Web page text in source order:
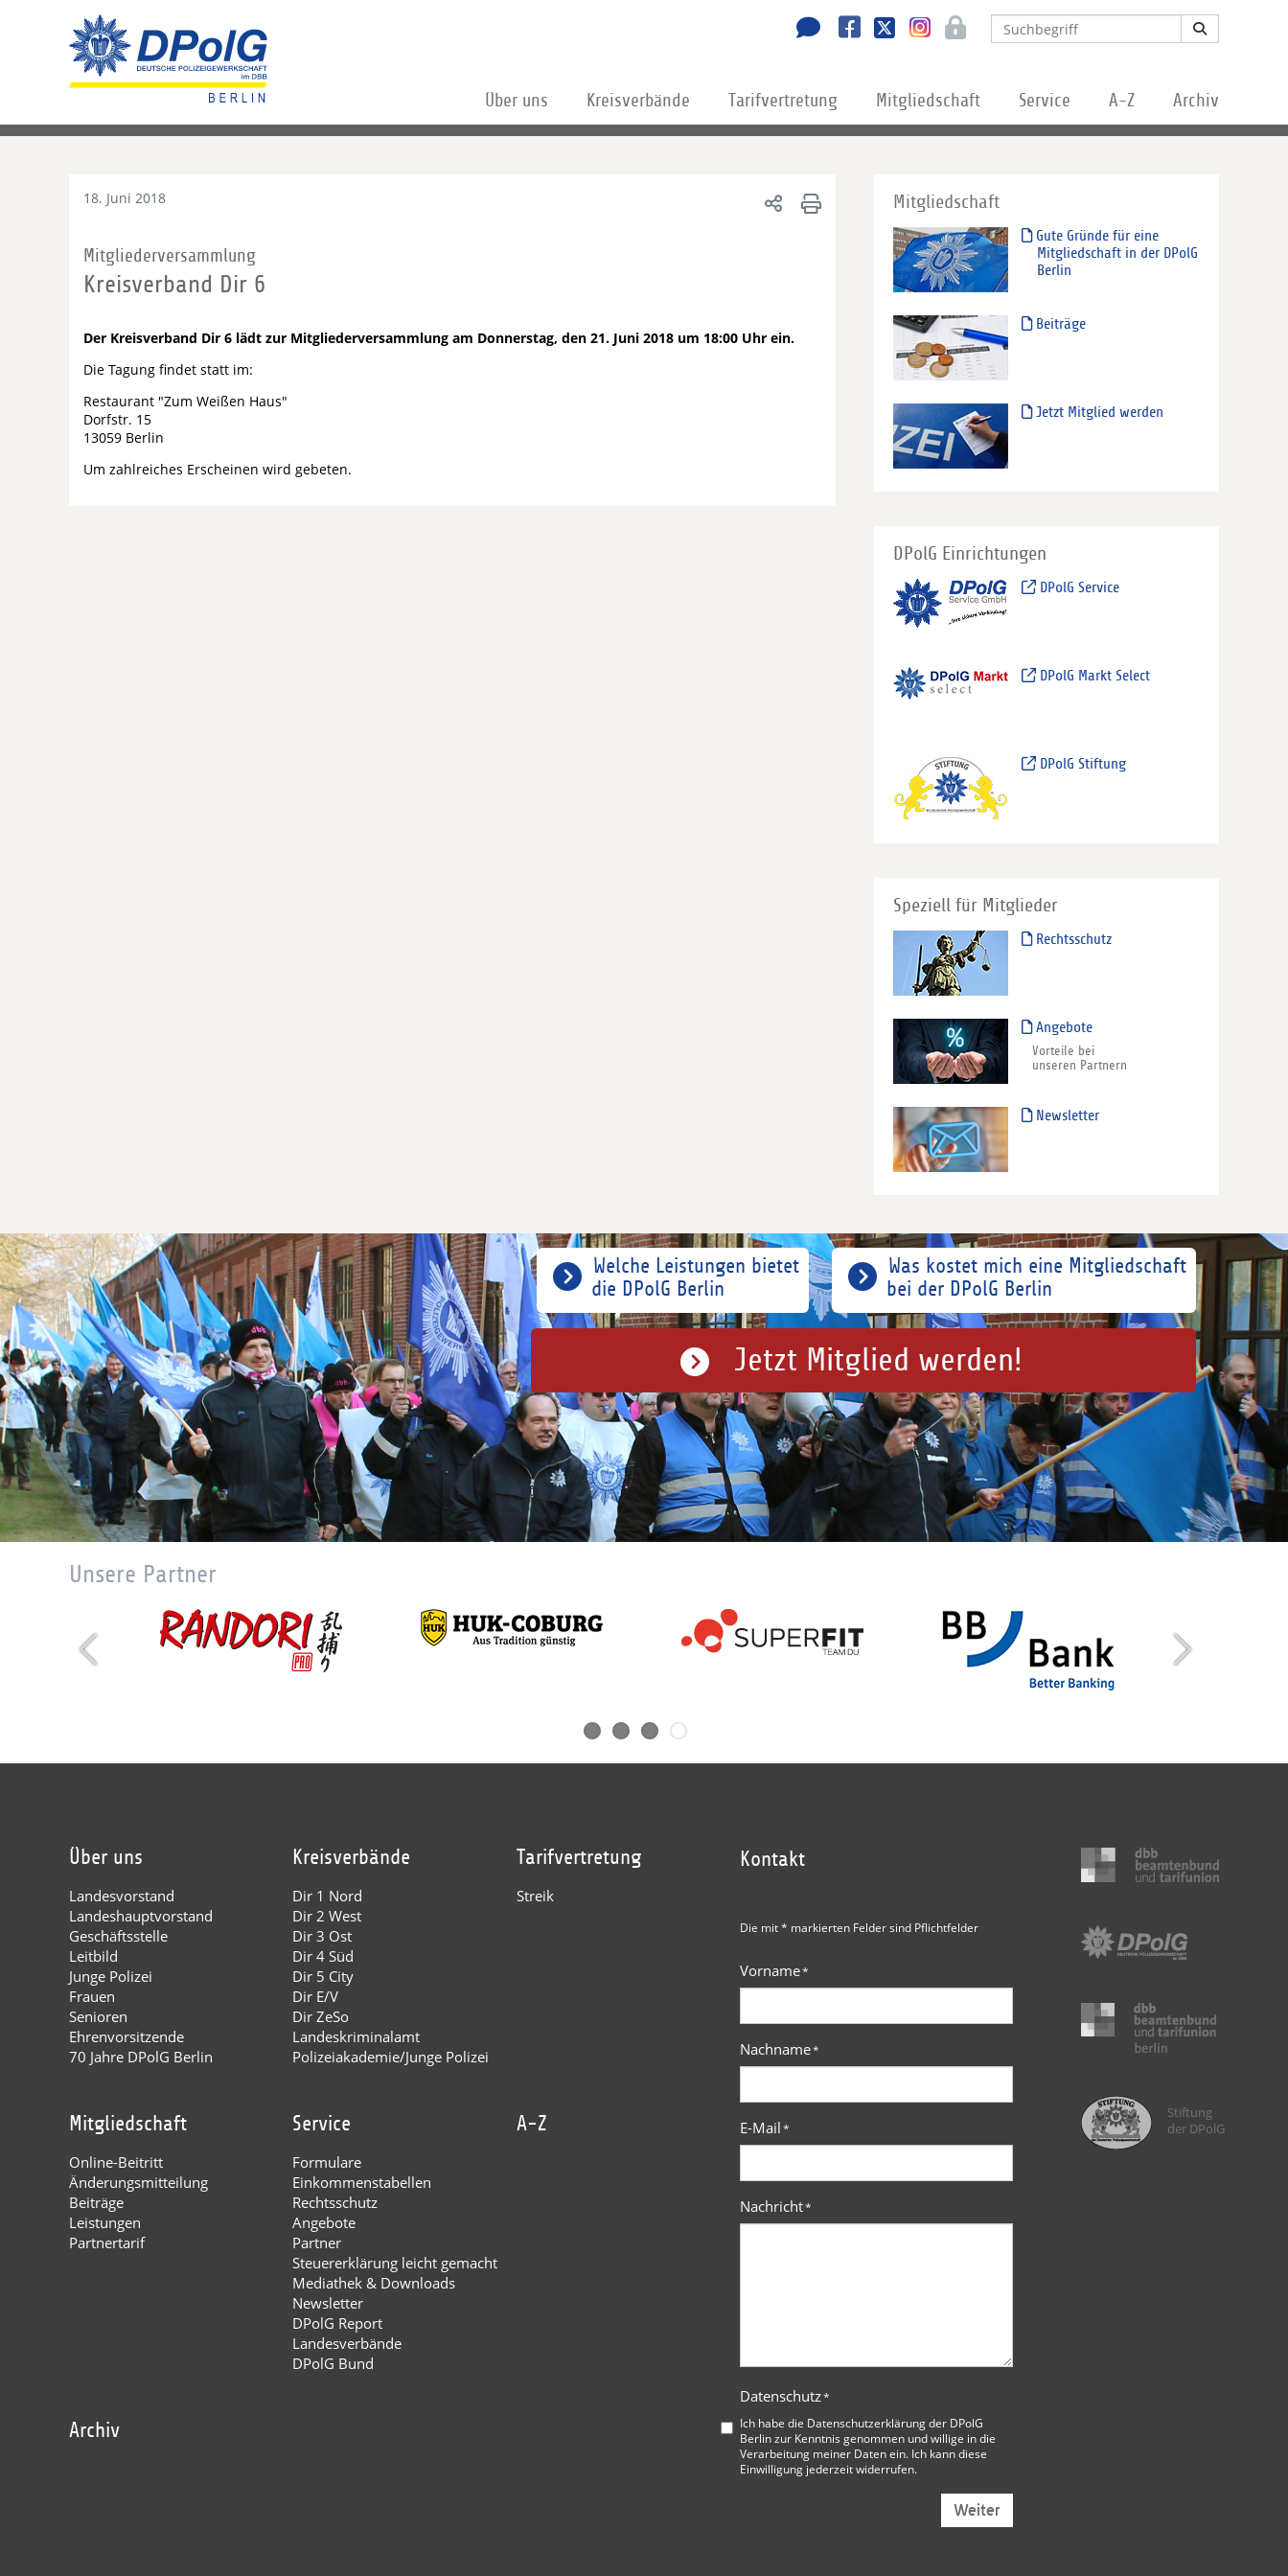
Über uns Kreisverbände Tarifvertretung Mitgliedschaft Service A-Z Archiv
18. Juni 2018
Mitgliederversammlung
Kreisverband Dir 6
Der Kreisverband Dir 6 lädt zur Mitgliederversammlung am Donnerstag, den 21. Juni 2018 um 18:00 Uhr ein.
Die Tagung findet statt im:
Restaurant "Zum Weißen Haus"
Dorfstr. 15
13059 Berlin
Um zahlreiches Erscheinen wird gebeten.
Mitgliedschaft
Gute Gründe für eine
Mitgliedschaft in der DPolG
Berlin
Beiträge
Jetzt Mitglied werden
DPolG Einrichtungen
DPolG Service
DPolG Markt Select
DPolG Stiftung
Speziell für Mitglieder
Rechtsschutz
Angebote
Vorteile bei
unseren Partnern
Newsletter
Was kostet mich eine Mitgliedschaft
bei der DPolG Berlin
Welche Leistungen bietet
die DPolG Berlin
Jetzt Mitglied werden!
Unsere Partner
Über uns
Landesvorstand
Landeshauptvorstand
Geschäftsstelle
Leitbild
Junge Polizei
Frauen
Senioren
Ehrenvorsitzende
70 Jahre DPolG Berlin
Kreisverbände
Dir 1 Nord
Dir 2 West
Dir 3 Ost
Dir 4 Süd
Dir 5 City
Dir E/V
Dir ZeSo
Landeskriminalamt
Polizeiakademie/Junge Polizei
Tarifvertretung
Streik
Mitgliedschaft
Online-Beitritt
Änderungsmitteilung
Beiträge
Leistungen
Partnertarif
Service
Formulare
Einkommenstabellen
Rechtsschutz
Angebote
Partner
Steuererklärung leicht gemacht
Mediathek & Downloads
Newsletter
DPolG Report
Landesverbände
DPolG Bund
A-Z
Archiv
Kontakt
Die mit * markierten Felder sind Pflichtfelder
Vorname*
Nachname*
E-Mail*
Nachricht*
Datenschutz*
Ich habe die Datenschutzerklärung der DPolG
Berlinzur Kenntnis genommen und willige in die
Verarbeitung meiner Daten ein. Ich kann diese
Einwilligung jederzeit widerrufen.
Weiter
Stiftung
der DPolG